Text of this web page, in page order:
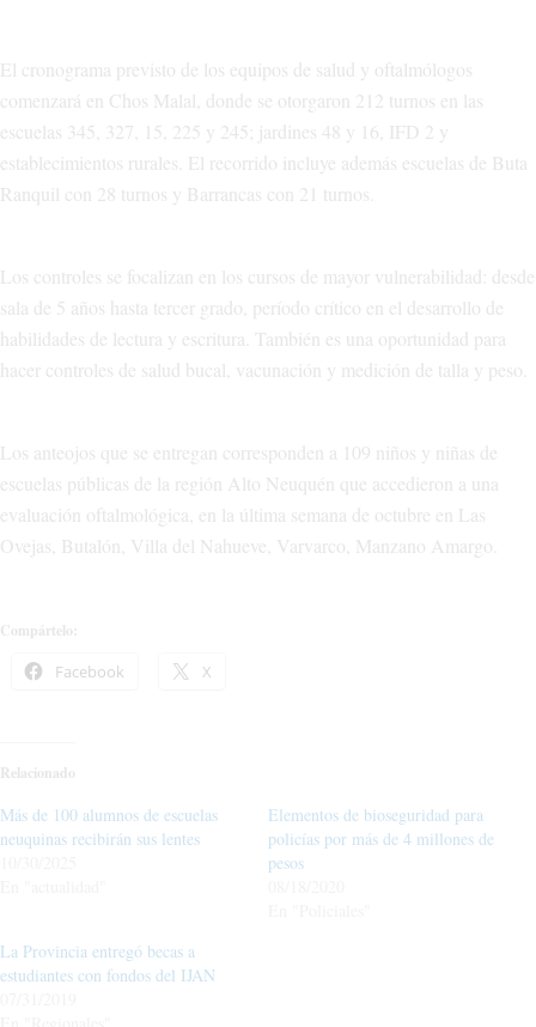
El cronograma previsto de los equipos de salud y oftalmólogos
comenzará en Chos Malal, donde se otorgaron 212 turnos en las
escuelas 345, 327, 15, 225 y 245; jardines 48 y 16, IFD 2 y
establecimientos rurales. El recorrido incluye además escuelas de Buta
Ranquil con 28 turnos y Barrancas con 21 turnos.
Los controles se focalizan en los cursos de mayor vulnerabilidad: desde
sala de 5 años hasta tercer grado, período crítico en el desarrollo de
habilidades de lectura y escritura. También es una oportunidad para
hacer controles de salud bucal, vacunación y medición de talla y peso.
Los anteojos que se entregan corresponden a 109 niños y niñas de
escuelas públicas de la región Alto Neuquén que accedieron a una
evaluación oftalmológica, en la última semana de octubre en Las
Ovejas, Butalón, Villa del Nahueve, Varvarco, Manzano Amargo.
Compártelo:
Facebook X
Relacionado
Más de 100 alumnos de escuelas
neuquinas recibirán sus lentes
Elementos de bioseguridad para
policías por más de 4 millones de
pesos
La Provincia entregó becas a
estudiantes con fondos del IJAN